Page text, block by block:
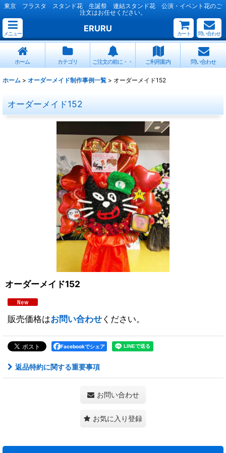
東京 フラスタ スタンド花 生誕祭 連結スタンド花 公演・イベント花のご
注文はお任せください。
メニュー
ERURU
カート 問い合わせ
ホーム カテゴリ ご注文の前に・・ ご利用案内 問い合わせ
ホーム > オーダーメイド制作事例一覧 > オーダーメイド152
オーダーメイド152
オーダーメイド152
販売価格はお問い合わせください。
Facebookでシェア
返品特約に関する重要事項
お問い合わせ
お気に入り登録